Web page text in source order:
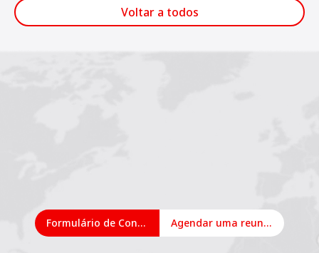
Voltar a todos
Formulário de Contato Agendar uma reunião on-line